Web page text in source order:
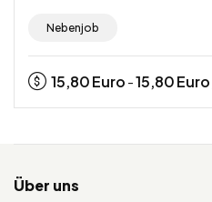
Nebenjob
15,80Euro -15,80Euro
Über uns